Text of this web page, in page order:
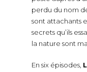
perdu du nom
sont attachants
secrets qu’ils
la nature sont
En six épisodes,